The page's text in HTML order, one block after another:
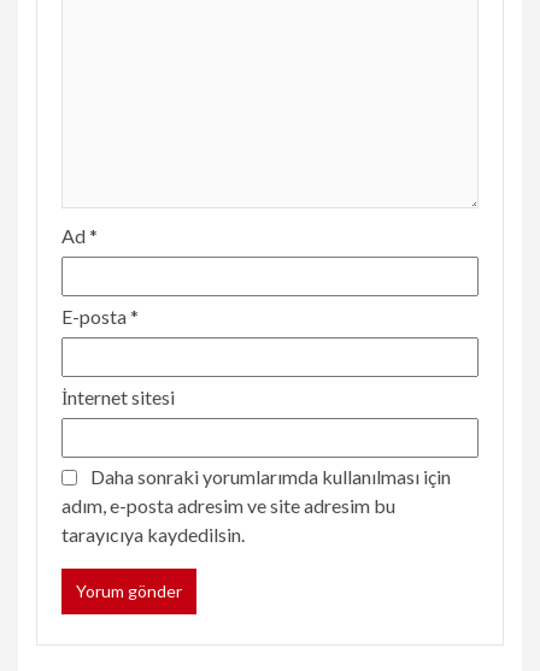
Ad*
E-posta*
İnternet sitesi
Daha sonraki yorumlarımda kullanılması için
adım, e-posta adresim ve site adresim bu
tarayıcıya kaydedilsin.